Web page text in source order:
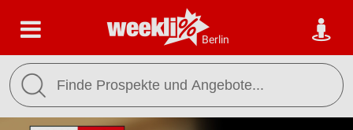
Berlin